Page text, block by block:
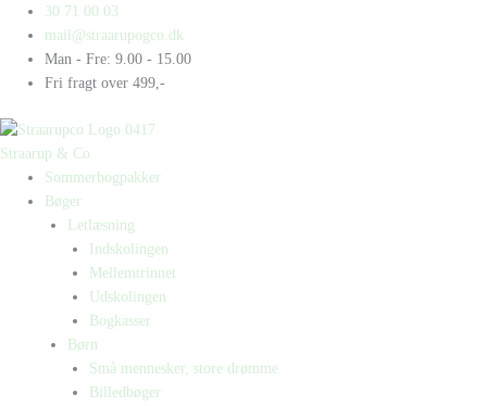
indholdet
30 71 00 03
mail@straarupogco.dk
Man - Fre: 9.00 - 15.00
Fri fragt over 499,-
Straarup & Co
Sommerbogpakker
Bøger
Letlæsning
Indskolingen
Mellemtrinnet
Udskolingen
Bogkasser
Børn
Små mennesker, store drømme
Billedbøger
Products
search
Products
search